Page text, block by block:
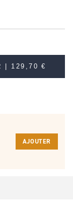
| 129,70 €
AJOUTER